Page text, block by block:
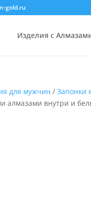
gold.ru
Изделия с
для мужчин /Запонки
алмазами внутри и